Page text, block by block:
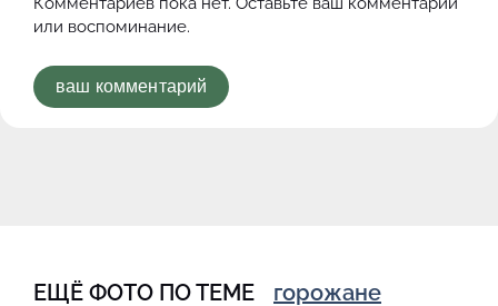
или воспоминание.
ваш комментарий
ЕЩЁ ФОТО ПО ТЕМЕ горожане